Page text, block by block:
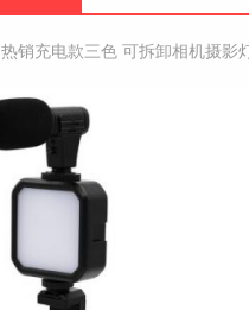
热销充电款三色 可拆卸相机摄影